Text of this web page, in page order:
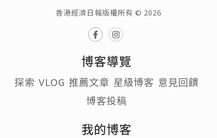
香港經濟日報版權所有 © 2026
博客導覽
探索 VLOG 推薦文章 星級博客 意見回饋
博客投稿
我的博客